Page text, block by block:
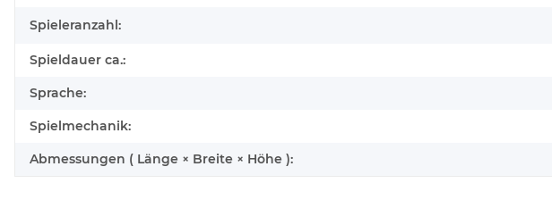
Spieleranzahl:
Spieldauer ca.:
Sprache:
Spielmechanik:
Abmessungen ( Länge × Breite × Höhe ):